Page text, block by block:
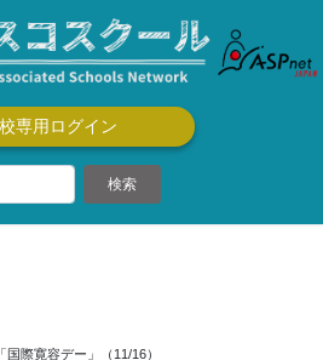
専用ログイン
「国際寛容デー」（11/16）